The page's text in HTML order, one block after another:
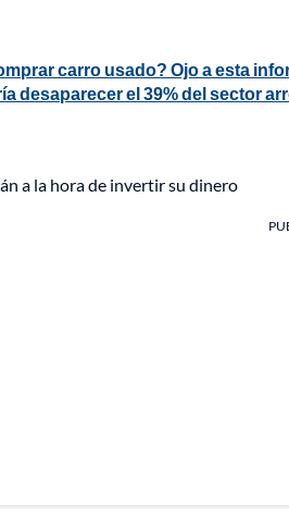
carro usado? Ojo a esta
desaparecer el 39% del sector
a la hora de invertir su dinero